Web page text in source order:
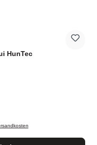
HunTec
Preis: